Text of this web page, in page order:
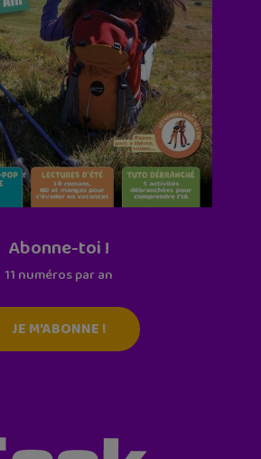
Abonne-toi !
11 numéros par an
JE M'ABONNE !